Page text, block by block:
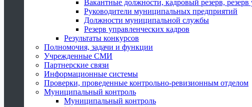
Вакантные должности, кадровый резерв, резерв
Руководители муниципальных предприятий
Должности муниципальной службы
Резерв управленческих кадров
Результаты конкурсов
Полномочия, задачи и функции
Учрежденные СМИ
Партнерские связи
Информационные системы
Проверки, проведенные контрольно-ревизионным отделом
Муниципальный контроль
Муниципальный контроль